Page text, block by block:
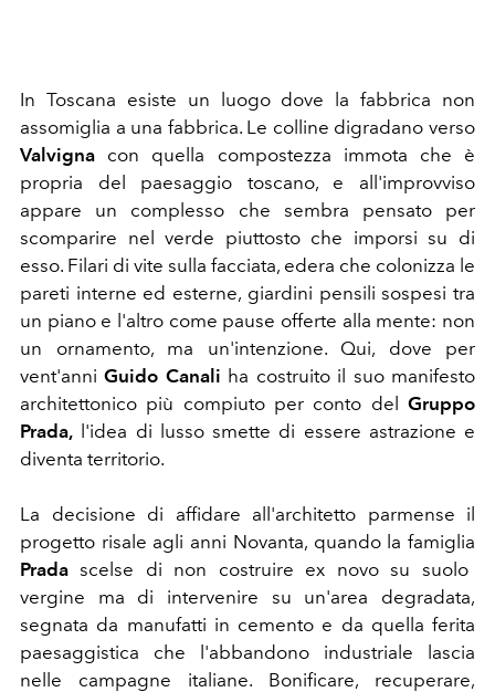
In Toscana esiste un luogo dove la fabbrica non
assomiglia a una fabbrica. Le colline digradano verso
Valvigna con quella compostezza immota che è
propria del paesaggio toscano, e all'improvviso
appare un complesso che sembra pensato per
scomparire nel verde piuttosto che imporsi su di
esso. Filari di vite sulla facciata, edera che colonizza le
pareti interne ed esterne, giardini pensili sospesi tra
un piano e l'altro come pause offerte alla mente: non
un ornamento, ma un'intenzione. Qui, dove per
vent'anniGuido Canali ha costruito il suo manifesto
architettonico più compiuto per conto del
Gruppo
Prada, l'idea di lusso smette di essere astrazione e
diventa territorio.
La decisione di affidare all'architetto parmense il
progetto risale agli anni Novanta, quando la famiglia
Prada scelse di non costruire ex novo su suolo
vergine ma di intervenire su un'area degradata,
segnata da manufatti in cemento e da quella ferita
paesaggistica che l'abbandono industriale lascia
nelle campagne italiane. Bonificare, recuperare,